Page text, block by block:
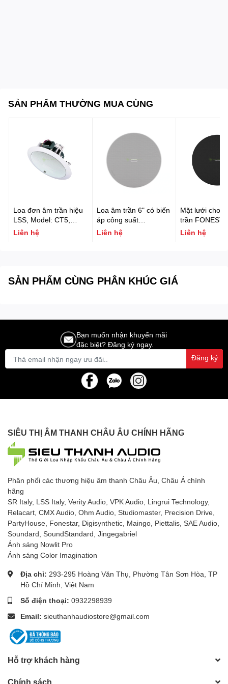
SẢN PHẨM THƯỜNG MUA CÙNG
Loa đơn âm trần hiệu
LSS, Model: CT5,
Công suất 20W
Liên hệ
Loa âm trần 6" có biến
áp công suất
5/10/15W Fonestar
Model: SKY-6T
Liên hệ
Mặt lưới cho
trần
6N-GR
Liên hệ
SẢN PHẨM CÙNG PHÂN KHÚC GIÁ
Bạn muốn nhận khuyến mãi
đặc biệt? Đăng ký ngay.
Đăng ký
SIÊU THỊ ÂM THANH CHÂU ÂU CHÍNH HÃNG
Phân phối các thương hiệu âm thanh Châu Âu, Châu Á chính
hãng
SR Italy, LSS Italy, Verity Audio, VPK Audio, Lingrui Technology,
Relacart, CMX Audio, Ohm Audio, Studiomaster, Precision Drive,
PartyHouse, Fonestar, Digisynthetic, Maingo, Piettalis, SAE Audio,
Soundard, SoundStandard, Jingegabriel
Ánh sáng Nowlit Pro
Ánh sáng Color Imagination
Địa chỉ: 293-295 Hoàng Văn Thụ, Phường Tân Sơn Hòa, TP
Hồ Chí Minh, Việt Nam
Số điện thoại: 0932298939
Email: sieuthanhaudiostore@gmail.com
Hỗ trợ khách hàng
Chính sách